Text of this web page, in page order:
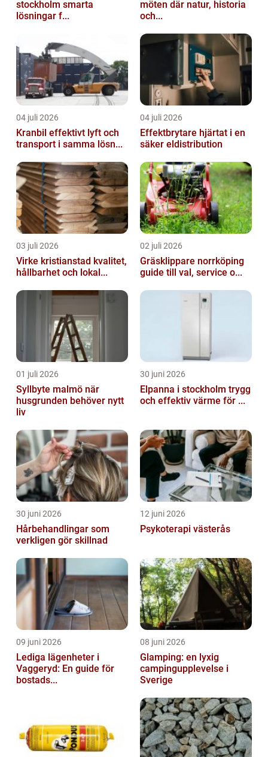
stockholm smarta
lösningar f...
möten där natur, historia
och...
04 juli 2026
Kranbil effektivt lyft och
transport i samma lösn...
04 juli 2026
Effektbrytare hjärtat i en
säker eldistribution
03 juli 2026
Virke kristianstad kvalitet,
hållbarhet och lokal...
02 juli 2026
Gräsklippare norrköping
guide till val, service o...
01 juli 2026
Syllbyte malmö när
husgrunden behöver nytt
liv
30 juni 2026
Elpanna i stockholm trygg
och effektiv värme för ...
30 juni 2026
Hårbehandlingar som
verkligen gör skillnad
12 juni 2026
Psykoterapi västerås
09 juni 2026
Lediga lägenheter i
Vaggeryd: En guide för
bostads...
08 juni 2026
Glamping: en lyxig
campingupplevelse i
Sverige